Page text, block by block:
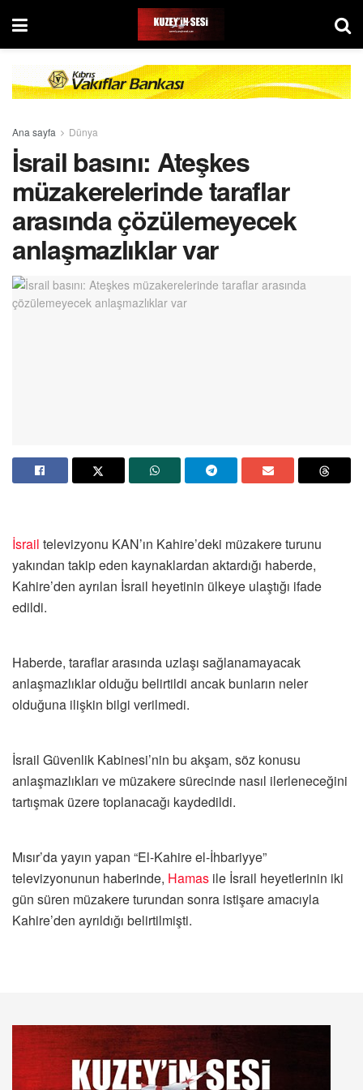
Ana sayfa Dünya
İsrail basını: Ateşkes
müzakerelerinde taraflar
arasında çözülemeyecek
anlaşmazlıklar var
İsrail televizyonu KAN’ın Kahire’deki müzakere turunu
yakından takip eden kaynaklardan aktardığı haberde,
Kahire’den ayrılan İsrail heyetinin ülkeye ulaştığı ifade
edildi.
Haberde, taraflar arasında uzlaşı sağlanamayacak
anlaşmazlıklar olduğu belirtildi ancak bunların neler
olduğuna ilişkin bilgi verilmedi.
İsrail Güvenlik Kabinesi’nin bu akşam, söz konusu
anlaşmazlıkları ve müzakere sürecinde nasıl ilerleneceğini
tartışmak üzere toplanacağı kaydedildi.
Mısır’da yayın yapan “El-Kahire el-İhbariyye”
televizyonunun haberinde, Hamas ile İsrail heyetlerinin iki
gün süren müzakere turundan sonra istişare amacıyla
Kahire’den ayrıldığı belirtilmişti.